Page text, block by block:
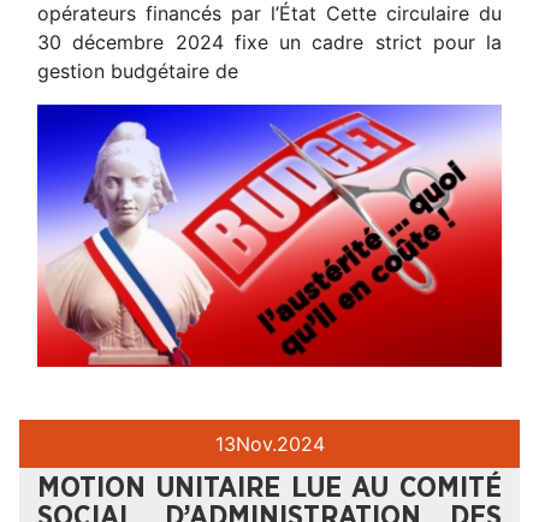
opérateurs financés par l’État Cette circulaire du
30 décembre 2024 fixe un cadre strict pour la
gestion budgétaire de
13Nov.2024
MOTION UNITAIRE LUE AU COMITÉ